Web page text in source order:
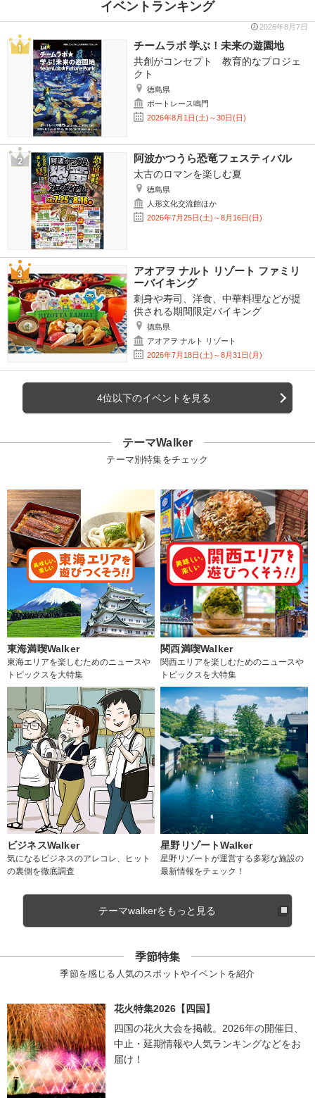
イベントランキング
2026年8月7日
チームラボ 学ぶ！未来の遊園地
共創がコンセプト 教育的なプロジェ
クト
徳島県
ボートレース鳴門
2026年8月1日(土)～30日(日)
阿波かつうら恐竜フェスティバル
太古のロマンを楽しむ夏
徳島県
人形文化交流館ほか
2026年7月25日(土)～8月16日(日)
アオアヲ ナルト リゾート ファミリ
ーバイキング
刺身や寿司、洋食、中華料理などが提
供される期間限定バイキング
徳島県
アオアヲ ナルト リゾート
2026年7月18日(土)～8月31日(月)
4位以下のイベントを見る
テーマWalker
テーマ別特集をチェック
東海満喫Walker
東海エリアを楽しむためのニュースや
トピックスを大特集
関西満喫Walker
関西エリアを楽しむためのニュースや
トピックスを大特集
ビジネスWalker
気になるビジネスのアレコレ、ヒット
の裏側を徹底調査
星野リゾートWalker
星野リゾートが運営する多彩な施設の
最新情報をチェック！
テーマwalkerをもっと見る
季節特集
季節を感じる人気のスポットやイベントを紹介
花火特集2026【四国】
四国の花火大会を掲載。2026年の開催日、
中止・延期情報や人気ランキングなどをお
届け！